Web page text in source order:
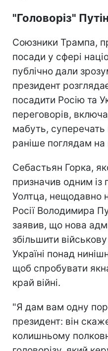
"Головоріз" Путін
Союзники Трампа,
посади у сфері
публічно дали
президент
посадити Росію та
переговорів,
мабуть,
раніше поглядам на
Себастьян Горка,
призначив одним із
Уолтца, нещодавно
Росії Володимира
заявив, що нова
збільшити
Україні понад
щоб спробувати
край війні.
"Я дам вам одну
президент: він
колишньому